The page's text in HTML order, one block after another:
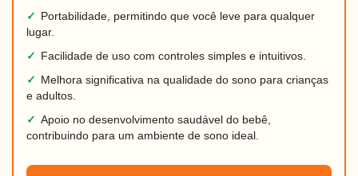
✓
Portabilidade, permitindo que você leve para qualquer
lugar.
✓
Facilidade de uso com controles simples e intuitivos.
✓
Melhora significativa na qualidade do sono para crianças
e adultos.
✓ Apoio no desenvolvimento saudável do bebê,
contribuindo para um ambiente de sono ideal.